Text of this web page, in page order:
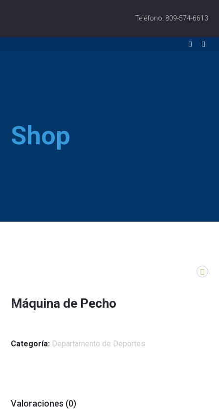
Teléfono: 809-574-6613
Shop
Máquina de Pecho
Categoría: Departamento de Deportes
Valoraciones (0)